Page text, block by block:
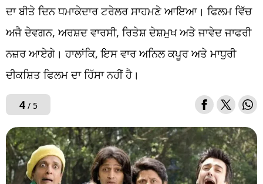
ਦਾ ਬੀਤੇ ਦਿਨ ਧਮਾਕੇਦਾਰ ਟਰੇਲਰ ਸਾਹਮਣੇ ਆਇਆ। ਫਿਲਮ ਵਿੱਚ
ਅਜੈ ਦੇਵਗਨ, ਅਰਸ਼ਦ ਵਾਰਸੀ, ਰਿਤੇਸ਼ ਦੇਸ਼ਮੁਖ ਅਤੇ ਜਾਵੇਦ ਜਾਫਰੀ
ਨਜ਼ਰ ਆਏਗੇ। ਹਾਲਾਂਕਿ, ਇਸ ਵਾਰ ਅਨਿਲ ਕਪੂਰ ਅਤੇ ਮਾਧੁਰੀ
ਦੀਕਸ਼ਿਤ ਫਿਲਮ ਦਾ ਹਿੱਸਾ ਨਹੀਂ ਹੈ।
4/ 5